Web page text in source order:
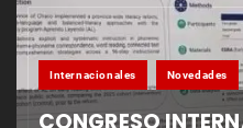
Internacionales Novedades